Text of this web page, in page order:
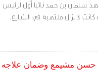
الملك نجله ولي العهد سلمان بن حمد نائبا أول لرئيس
حسن مشيمع وضمان علاجه